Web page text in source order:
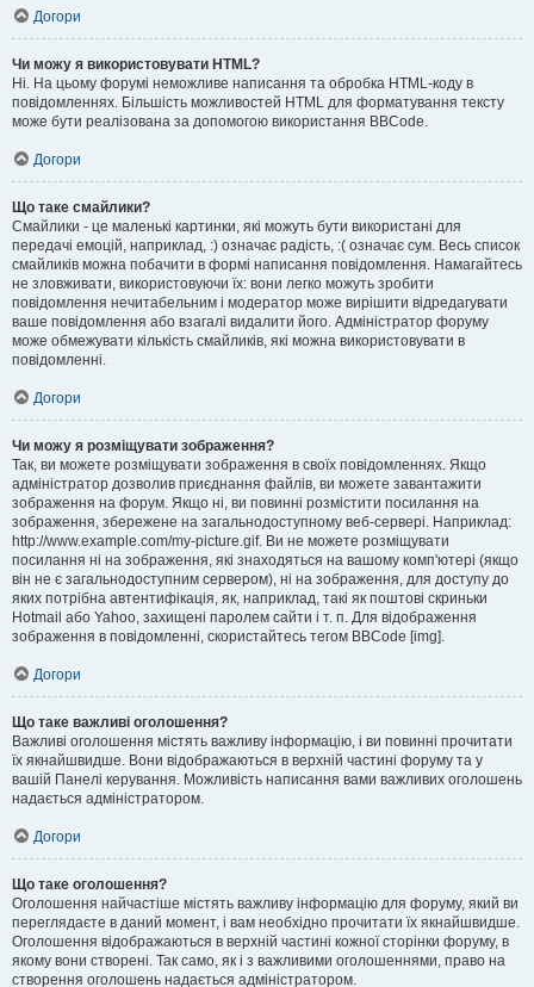
Догори
Чи можу я використовувати HTML?
Ні. На цьому форумі неможливе написання та обробка HTML-коду в
повідомленнях. Більшість можливостей HTML для форматування тексту
може бути реалізована за допомогою використання BBCode.
Догори
Що таке смайлики?
Смайлики - це маленькі картинки, які можуть бути використані для
передачі емоцій, наприклад, :) означає радість, :( означає сум. Весь список
смайликів можна побачити в формі написання повідомлення. Намагайтесь
не зловживати, використовуючи їх: вони легко можуть зробити
повідомлення нечитабельним і модератор може вирішити відредагувати
ваше повідомлення або взагалі видалити його. Адміністратор форуму
може обмежувати кількість смайликів, які можна використовувати в
повідомленні.
Догори
Чи можу я розміщувати зображення?
Так, ви можете розміщувати зображення в своїх повідомленнях. Якщо
адміністратор дозволив приєднання файлів, ви можете завантажити
зображення на форум. Якщо ні, ви повинні розмістити посилання на
зображення, збережене на загальнодоступному веб-сервері. Наприклад:
http://www.example.com/my-picture.gif. Ви не можете розміщувати
посилання ні на зображення, які знаходяться на вашому комп'ютері (якщо
він не є загальнодоступним сервером), ні на зображення, для доступу до
яких потрібна автентифікація, як, наприклад, такі як поштові скриньки
Hotmail або Yahoo, захищені паролем сайти і т. п. Для відображення
зображення в повідомленні, скористайтесь тегом BBCode [img].
Догори
Що таке важливі оголошення?
Важливі оголошення містять важливу інформацію, і ви повинні прочитати
їх якнайшвидше. Вони відображаються в верхній частині форуму та у
вашій Панелі керування. Можливість написання вами важливих оголошень
надається адміністратором.
Догори
Що таке оголошення?
Оголошення найчастіше містять важливу інформацію для форуму, який ви
переглядаєте в даний момент, і вам необхідно прочитати їх якнайшвидше.
Оголошення відображаються в верхній частині кожної сторінки форуму, в
якому вони створені. Так само, як і з важливими оголошеннями, право на
створення оголошень надається адміністратором.